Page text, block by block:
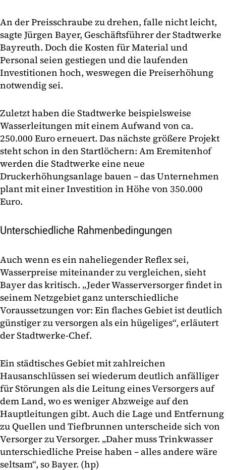
An der Preisschraube zu drehen, falle nicht leicht,
sagte Jürgen Bayer, Geschäftsführer der Stadtwerke
Bayreuth. Doch die Kosten für Material und
Personal seien gestiegen und die laufenden
Investitionen hoch, weswegen die Preiserhöhung
notwendig sei.
Zuletzt haben die Stadtwerke beispielsweise
Wasserleitungen mit einem Aufwand von ca.
250.000 Euro erneuert. Das nächste größere Projekt
steht schon in den Startlöchern: Am Eremitenhof
werden die Stadtwerke eine neue
Druckerhöhungsanlage bauen – das Unternehmen
plant mit einer Investition in Höhe von 350.000
Euro.
Unterschiedliche Rahmenbedingungen
Auch wenn es ein naheliegender Reflex sei,
Wasserpreise miteinander zu vergleichen, sieht
Bayer das kritisch. „Jeder Wasserversorger findet in
seinem Netzgebiet ganz unterschiedliche
Voraussetzungen vor: Ein flaches Gebiet ist deutlich
günstiger zu versorgen als ein hügeliges“, erläutert
der Stadtwerke-Chef.
Ein städtisches Gebiet mit zahlreichen
Hausanschlüssen sei wiederum deutlich anfälliger
für Störungen als die Leitung eines Versorgers auf
dem Land, wo es weniger Abzweige auf den
Hauptleitungen gibt. Auch die Lage und Entfernung
zu Quellen und Tiefbrunnen unterscheide sich von
Versorger zu Versorger. „Daher muss Trinkwasser
unterschiedliche Preise haben – alles andere wäre
seltsam“, so Bayer. (hp)